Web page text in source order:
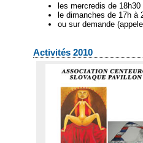
les mercredis de 18h30
le dimanches de 17h à
ou sur demande
Activités 2010